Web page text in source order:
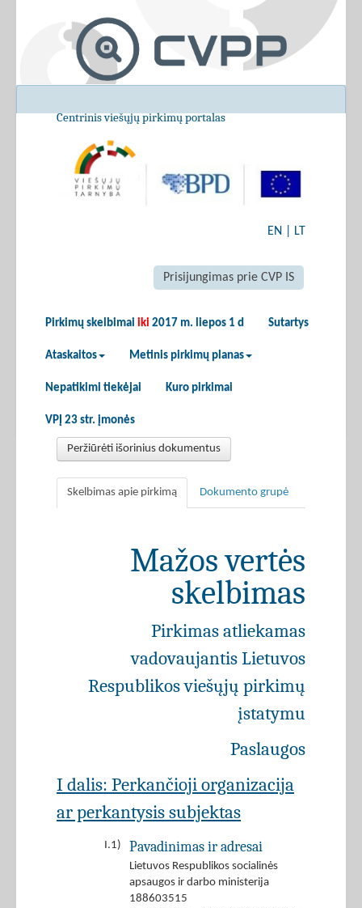
Centrinis viešųjų pirkimų portalas
EN LT
Prisijungimas prie CVP IS
Pirkimų skelbimai iki 2017 m. liepos 1 d Sutartys
Ataskaitos Metinis pirkimų planas
Nepatikimi tiekėjai Kuro pirkimai
VPĮ 23 str. įmonės
Peržiūrėti išorinius dokumentus
Skelbimas apie pirkimą Dokumento grupė
Mažos vertės
skelbimas
Pirkimas atliekamas
vadovaujantis Lietuvos
Respublikos viešųjų pirkimų
įstatymu
Paslaugos
I dalis: Perkančioji organizacija
ar perkantysis subjektas
I.1) Pavadinimas ir adresai
Lietuvos Respublikos socialinės
apsaugos ir darbo ministerija
188603515